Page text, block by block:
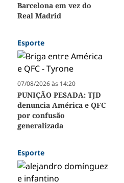
Barcelona em vez do
Real Madrid
Esporte
07/08/2026 às 14:20
PUNIÇÃO PESADA: TJD
denuncia América e QFC
por confusão
generalizada
Esporte